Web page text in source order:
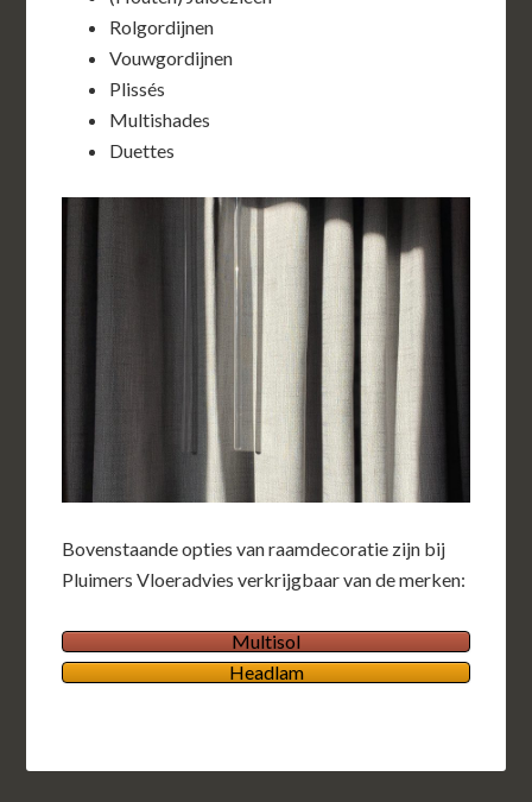
Rolgordijnen
Vouwgordijnen
Plissés
Multishades
Duettes
Bovenstaande opties van raamdecoratie zijn bij
Pluimers Vloeradvies verkrijgbaar van de merken:
Multisol
Headlam